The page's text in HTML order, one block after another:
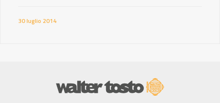
30 luglio 2014